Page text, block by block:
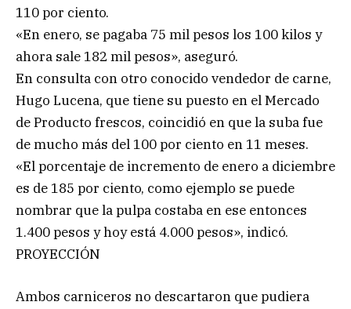
110 por ciento.
«En enero, se pagaba 75 mil pesos los 100 kilos y
ahora sale 182 mil pesos», aseguró.
En consulta con otro conocido vendedor de carne,
Hugo Lucena, que tiene su puesto en el Mercado
de Producto frescos, coincidió en que la suba fue
de mucho más del 100 por ciento en 11 meses.
«El porcentaje de incremento de enero a diciembre
es de 185 por ciento, como ejemplo se puede
nombrar que la pulpa costaba en ese entonces
1.400 pesos y hoy está 4.000 pesos», indicó.
PROYECCIÓN
Ambos carniceros no descartaron que pudiera